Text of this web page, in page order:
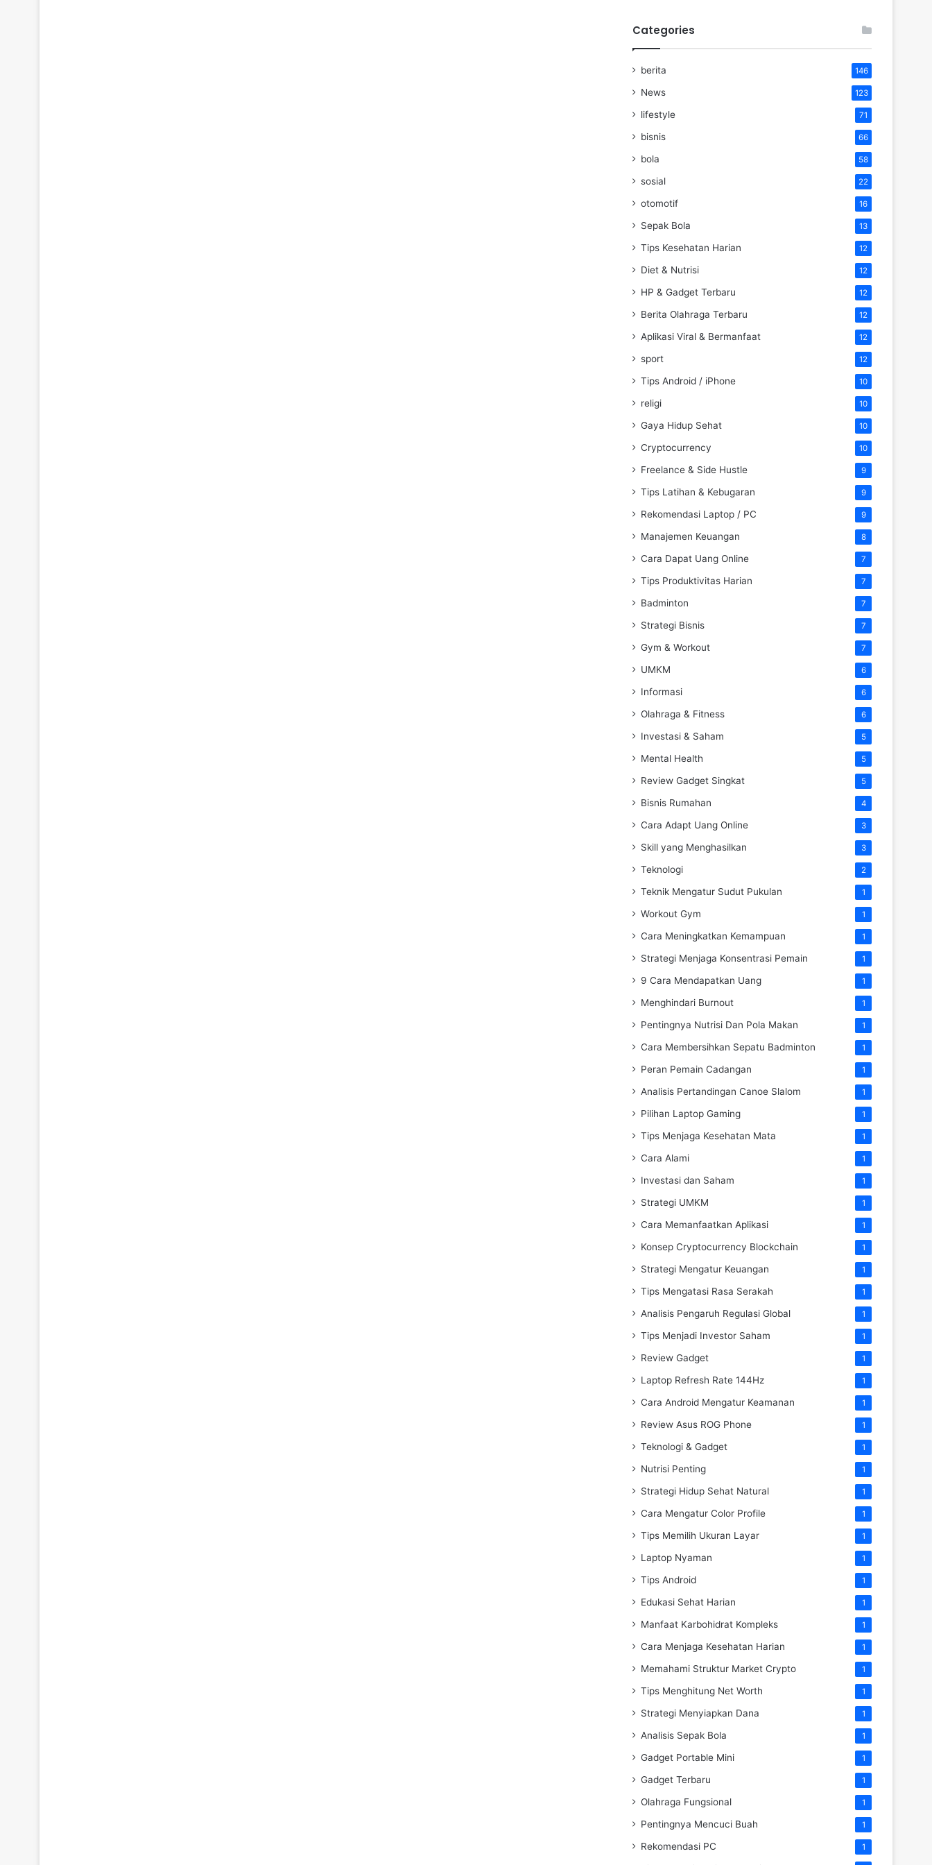
Categories
berita 146
News 123
lifestyle 71
bisnis 66
bola 58
sosial 22
otomotif 16
Sepak Bola 13
Tips Kesehatan Harian 12
Diet & Nutrisi 12
HP & Gadget Terbaru 12
Berita Olahraga Terbaru 12
Aplikasi Viral & Bermanfaat 12
sport 12
Tips Android / iPhone 10
religi 10
Gaya Hidup Sehat 10
Cryptocurrency 10
Freelance & Side Hustle 9
Tips Latihan & Kebugaran 9
Rekomendasi Laptop / PC 9
Manajemen Keuangan 8
Cara Dapat Uang Online 7
Tips Produktivitas Harian 7
Badminton 7
Strategi Bisnis 7
Gym & Workout 7
UMKM 6
Informasi 6
Olahraga & Fitness 6
Investasi & Saham 5
Mental Health 5
Review Gadget Singkat 5
Bisnis Rumahan 4
Cara Adapt Uang Online 3
Skill yang Menghasilkan 3
Teknologi 2
Teknik Mengatur Sudut Pukulan 1
Workout Gym 1
Cara Meningkatkan Kemampuan 1
Strategi Menjaga Konsentrasi Pemain 1
9 Cara Mendapatkan Uang 1
Menghindari Burnout 1
Pentingnya Nutrisi Dan Pola Makan 1
Cara Membersihkan Sepatu Badminton 1
Peran Pemain Cadangan 1
Analisis Pertandingan Canoe Slalom 1
Pilihan Laptop Gaming 1
Tips Menjaga Kesehatan Mata 1
Cara Alami 1
Investasi dan Saham 1
Strategi UMKM 1
Cara Memanfaatkan Aplikasi 1
Konsep Cryptocurrency Blockchain 1
Strategi Mengatur Keuangan 1
Tips Mengatasi Rasa Serakah 1
Analisis Pengaruh Regulasi Global 1
Tips Menjadi Investor Saham 1
Review Gadget 1
Laptop Refresh Rate 144Hz 1
Cara Android Mengatur Keamanan 1
Review Asus ROG Phone 1
Teknologi & Gadget 1
Nutrisi Penting 1
Strategi Hidup Sehat Natural 1
Cara Mengatur Color Profile 1
Tips Memilih Ukuran Layar 1
Laptop Nyaman 1
Tips Android 1
Edukasi Sehat Harian 1
Manfaat Karbohidrat Kompleks 1
Cara Menjaga Kesehatan Harian 1
Memahami Struktur Market Crypto 1
Tips Menghitung Net Worth 1
Strategi Menyiapkan Dana 1
Analisis Sepak Bola 1
Gadget Portable Mini 1
Gadget Terbaru 1
Olahraga Fungsional 1
Pentingnya Mencuci Buah 1
Rekomendasi PC 1